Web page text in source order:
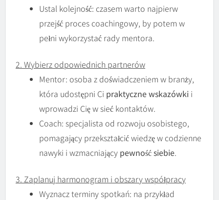
Ustal kolejność: czasem warto najpierw
przejść proces coachingowy, by potem w
pełni wykorzystać rady mentora.
2. Wybierz odpowiednich partnerów
Mentor: osoba z doświadczeniem w branży,
która udostępni Ci praktyczne wskazówki i
wprowadzi Cię w sieć kontaktów.
Coach: specjalista od rozwoju osobistego,
pomagający przekształcić wiedzę w codzienne
nawyki i wzmacniający pewność siebie.
3. Zaplanuj harmonogram i obszary współpracy
Wyznacz terminy spotkań: na przykład